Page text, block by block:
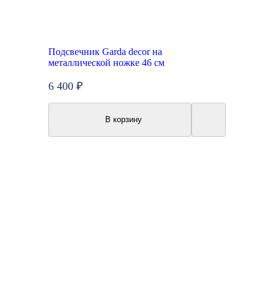
Подсвечник Garda decor на
металлической ножке 46 см
6 400 ₽
В корзину